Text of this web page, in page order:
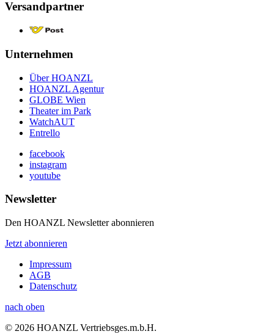
Versandpartner
Unternehmen
Über HOANZL
HOANZL Agentur
GLOBE Wien
Theater im Park
WatchAUT
Entrello
facebook
instagram
youtube
Newsletter
Den HOANZL Newsletter abonnieren
Jetzt abonnieren
Impressum
AGB
Datenschutz
nach oben
© 2026 HOANZL Vertriebsges.m.b.H.